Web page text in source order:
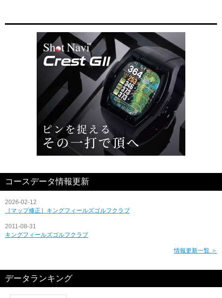
コースデータ情報更新
2026-02-12
［マップ修正］キングフィールズゴルフクラブ
2011-08-31
キングフィールズゴルフクラブ
情報更新一覧 ＞
データランキング